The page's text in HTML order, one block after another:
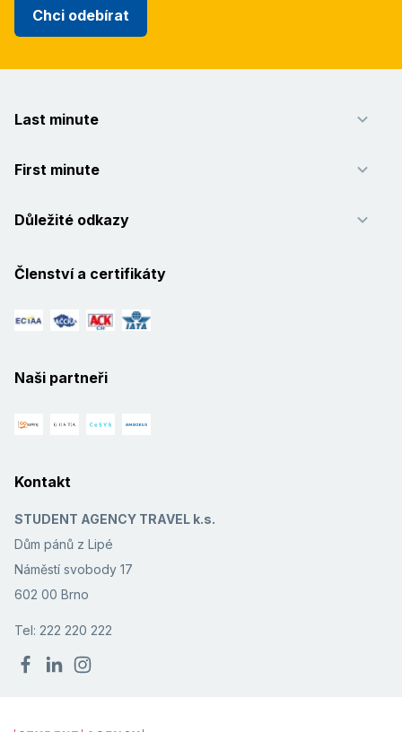
Chci odebírat
Last minute
First minute
Důležité odkazy
Členství a certifikáty
Naši partneři
Kontakt
STUDENT AGENCY TRAVEL k.s.
Dům pánů z Lipé
Náměstí svobody 17
602 00 Brno
Tel: 222 220 222